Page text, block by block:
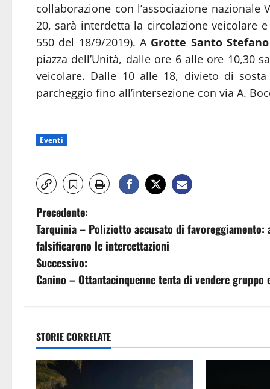
collaborazione con l’associazione
20, sarà interdetta la circolazione veicolare
550 del 18/9/2019). AGrotte Santo Stefano
piazza dell’Unità, dalle ore 6 alle ore
veicolare. Dalle 10 alle 18, divieto di
parcheggio fino all’intersezione con via A.
Eventi
N
a
v
i
a
z
Precedente:
Tarquinia – Poliziotto accusato di
falsificarono le intercettazioni
Successivo:
Canino – Ottantacinquenne tenta di vendere
STORIE CORRELATE